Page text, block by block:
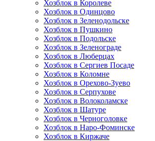
Хозблок в Королеве
Хозблок в Одинцово
Хозблок в Зеленодольске
Хозблок в Пушкино
Хозблок в Подольске
Хозблок в Зеленограде
Хозблок в Люберцах
Хозблок в Сергиев Посаде
Хозблок в Коломне
Хозблок в Орехово-Зуево
Хозблок в Серпухове
Хозблок в Волоколамске
Хозблок в Шатуре
Хозблок в Черноголовке
Хозблок в Наро-Фоминске
Хозблок в Киржаче